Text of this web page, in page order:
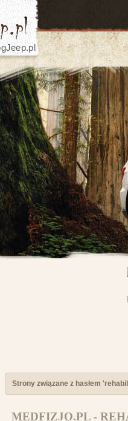
Strony związane z hasłem
MEDFIZJO.PL -